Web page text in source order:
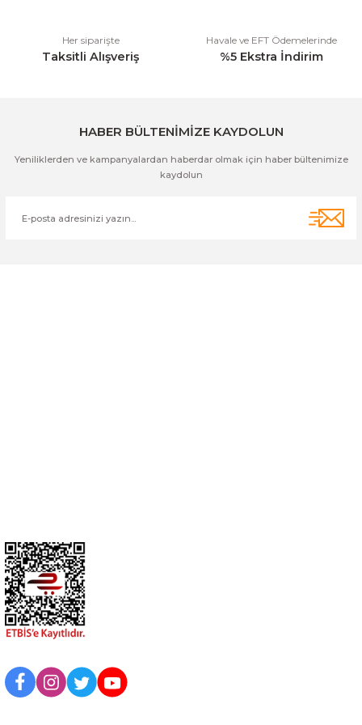
Her siparişte
Taksitli Alışveriş
Havale ve EFT Ödemelerinde
%5 Ekstra İndirim
HABER BÜLTENİMİZE KAYDOLUN
Yeniliklerden ve kampanyalardan haberdar olmak için haber bültenimize
kaydolun